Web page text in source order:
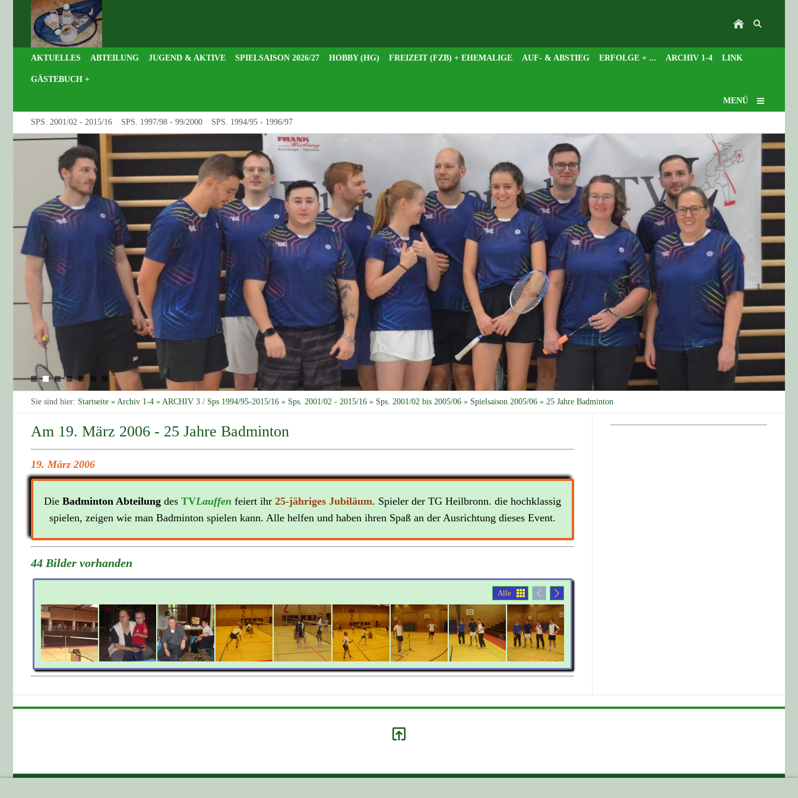
AKTUELLES ABTEILUNG JUGEND & AKTIVE SPIELSAISON 2026/27 HOBBY (HG) FREIZEIT (FZB) + EHEMALIGE AUF- & ABSTIEG ERFOLGE + ... ARCHIV 1-4 LINK
GÄSTEBUCH +
MENÜ
SPS. 2001/02 - 2015/16 SPS. 1997/98 - 99/2000 SPS. 1994/95 - 1996/97
Sie sind hier: Startseite » Archiv 1-4 » ARCHIV 3 / Sps 1994/95-2015/16 » Sps. 2001/02 - 2015/16 » Sps. 2001/02 bis 2005/06 » Spielsaison 2005/06 » 25 Jahre Badminton
Am 19. März 2006 - 25 Jahre Badminton
19. März 2006
Die Badminton Abteilung des TVLauffen feiert ihr 25-jähriges Jubiläum. Spieler der TG Heilbronn. die hochklassig
spielen, zeigen wie man Badminton spielen kann. Alle helfen und haben ihren Spaß an der Ausrichtung dieses Event.
44 Bilder vorhanden
Alle